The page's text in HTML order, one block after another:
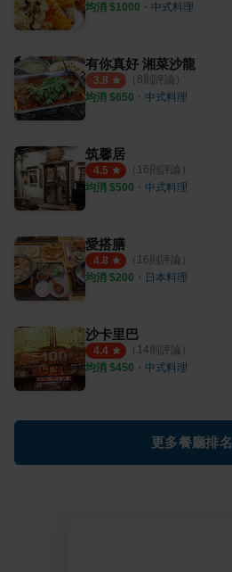
均消 $1000 ・ 中式料理
有你真好 湘菜沙龍
3.8 （ 8則評論）
均消 $650 ・ 中式料理
筑馨居
4.5 （ 16則評論）
均消 $500 ・ 中式料理
愛搭膳
4.8 （ 16則評論）
均消 $200 ・ 日本料理
沙卡里巴
4.4 （ 14則評論）
均消 $450 ・ 中式料理
更多餐廳排名